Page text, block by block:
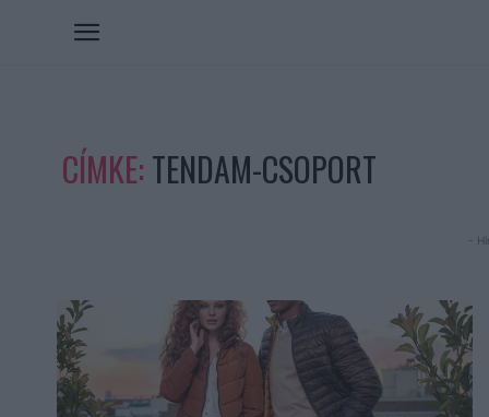
CÍMKE: TENDAM-CSOPORT
-